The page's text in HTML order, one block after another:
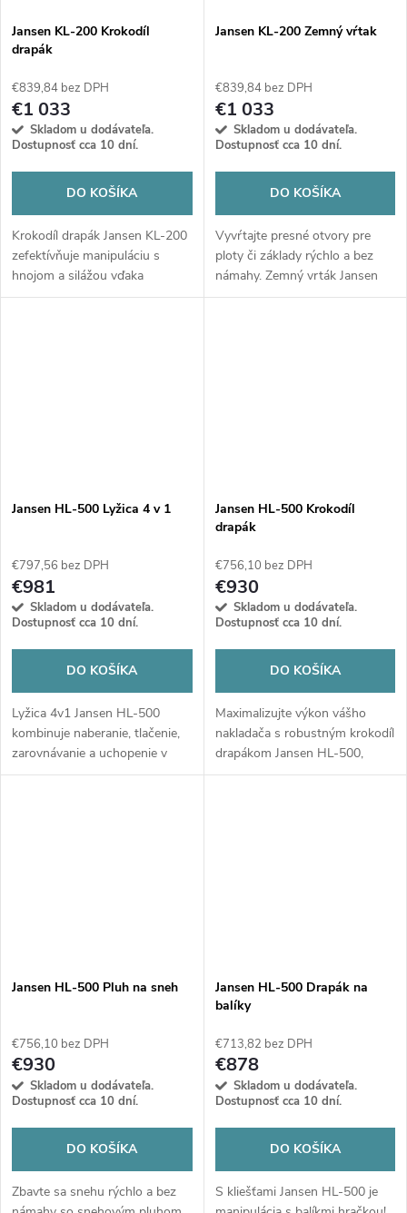
Jansen KL-200 Krokodíl
drapák
€839,84 bez DPH
€1 033
Skladom u dodávateľa.
Dostupnosť cca 10 dní.
DO KOŠÍKA
Krokodíl drapák Jansen KL-200
zefektívňuje manipuláciu s
hnojom a silážou vďaka
robustnej konštrukcii a silnému
Jansen KL-200 Zemný vŕtak
€839,84 bez DPH
€1 033
Skladom u dodávateľa.
Dostupnosť cca 10 dní.
DO KOŠÍKA
Vyvŕtajte presné otvory pre
ploty či základy rýchlo a bez
námahy. Zemný vrták Jansen
KL-200 so sadou 100 a 200
Jansen HL-500 Lyžica 4 v 1
€797,56 bez DPH
€981
Skladom u dodávateľa.
Dostupnosť cca 10 dní.
DO KOŠÍKA
Lyžica 4v1 Jansen HL-500
kombinuje naberanie, tlačenie,
zarovnávanie a uchopenie v
jednom profi nástroji. Šetrite
Jansen HL-500 Krokodíl
drapák
€756,10 bez DPH
€930
Skladom u dodávateľa.
Dostupnosť cca 10 dní.
DO KOŠÍKA
Maximalizujte výkon vášho
nakladača s robustným krokodíl
drapákom Jansen HL-500,
ktorý je ideálny na hnoj, siláž či
Jansen HL-500 Pluh na sneh
€756,10 bez DPH
€930
Skladom u dodávateľa.
Dostupnosť cca 10 dní.
DO KOŠÍKA
Zbavte sa snehu rýchlo a bez
Jansen HL-500 Drapák na
balíky
€713,82 bez DPH
€878
Skladom u dodávateľa.
Dostupnosť cca 10 dní.
DO KOŠÍKA
S kliešťami Jansen HL-500 je